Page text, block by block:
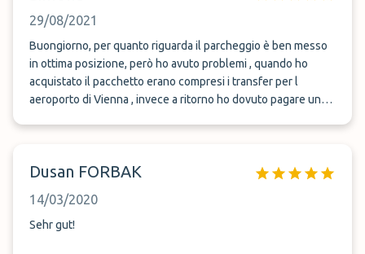
29/08/2021
Buongiorno, per quanto riguarda il parcheggio è ben messo
in ottima posizione, però ho avuto problemi , quando ho
acquistato il pacchetto erano compresi i transfer per l
aeroporto di Vienna , invece a ritorno ho dovuto pagare un
Dusan FORBAK
14/03/2020
Sehr gut!